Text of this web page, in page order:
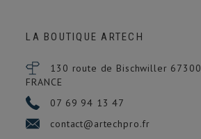
LA BOUTIQUE ARTECH
130 route de Bischwiller 67300
FRANCE
07 69 94 13 47
contact@artechpro.fr